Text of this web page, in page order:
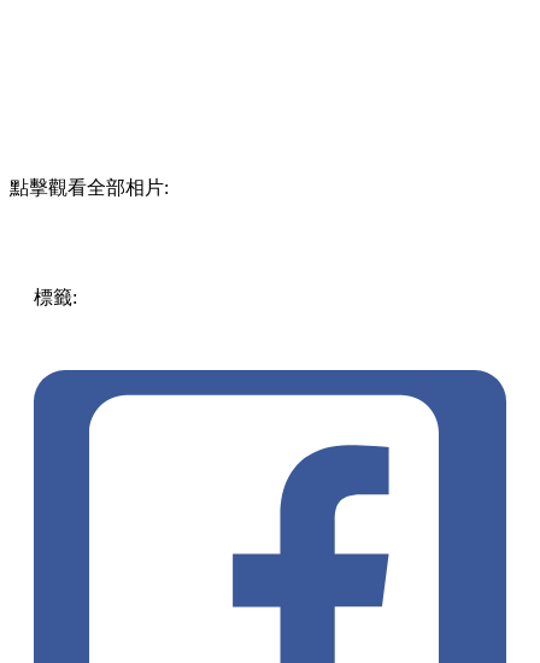
又一城‧【Sanrioworld Hong Kong 主題概念店】資訊
期間： 2023 年 9 月 14 日至 11 月 29 日
(#KUROMIFYTHEWORLD 主題 )
地址： 九龍塘達之路 80 號又一城 L2 層 L2-09 號舖